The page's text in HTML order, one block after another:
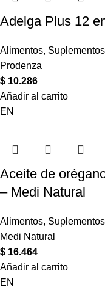
Adelga Plus 12
Alimentos, Suplementos
Prodenza
$ 10.286
Añadir al carrito
EN
Aceite de
– Medi Natural
Alimentos, Suplementos
Medi Natural
$ 16.464
Añadir al carrito
EN